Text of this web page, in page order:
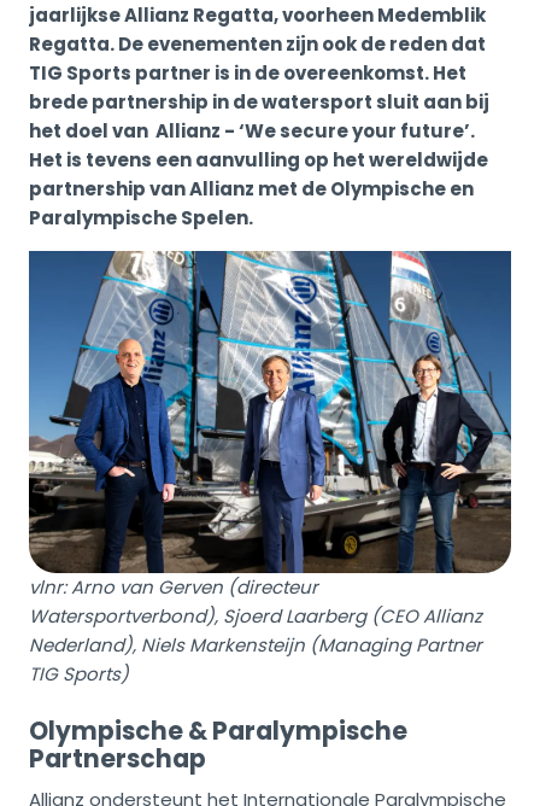
jaarlijkse Allianz Regatta, voorheen Medemblik
Regatta. De evenementen zijn ook de reden dat
TIG Sports partner is in de overeenkomst. Het
brede partnership in de watersport sluit aan bij
het doel van Allianz - ‘We secure your future’.
Het is tevens een aanvulling op het wereldwijde
partnership van Allianz met de Olympische en
Paralympische Spelen.
vlnr: Arno van Gerven (directeur
Watersportverbond), Sjoerd Laarberg (CEO Allianz
Nederland), Niels Markensteijn (Managing Partner
TIG Sports)
Olympische & Paralympische
Partnerschap
Allianz ondersteunt het Internationale Paralympische